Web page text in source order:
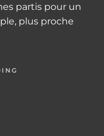
partis pour un
plus proche